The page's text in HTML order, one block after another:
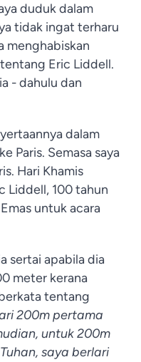
duduk dalam
tidak ingat terharu
menghabiskan
Eric Liddell.
- dahulu dan
dalam
Paris. Semasa saya
Hari Khamis
Liddell, 100 tahun
untuk acara
sertai apabila dia
meter kerana
tentang
200m pertama
untuk 200m
saya berlari